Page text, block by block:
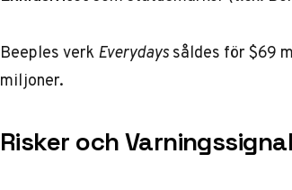
Beeples verkEverydayssåldes för $69
miljoner.
Risker och